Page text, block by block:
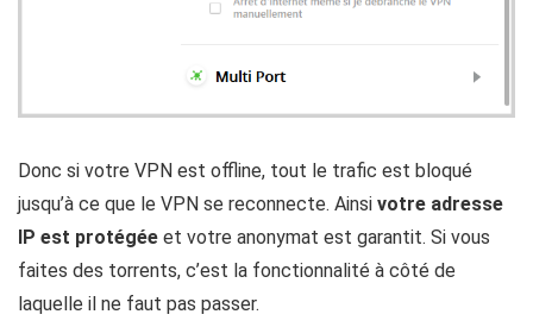
Donc si votre VPN est offline, tout le trafic est bloqué
jusqu’à ce que le VPN se reconnecte. Ainsi votre adresse
IP est protégée et votre anonymat est garantit. Si vous
faites des torrents, c’est la fonctionnalité à côté de
laquelle il ne faut pas passer.